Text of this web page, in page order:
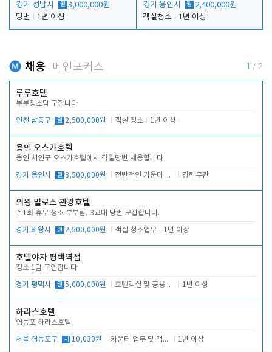
경기 성남시 월 3,000,000원
당번
1년 이상
경기 용인시 월 2,400,000원
객실청소
1년 이상
채용 메인포커스 1 / 2
루루호텔
부부청소팀 구합니다
인천 남동구 월 2,500,000원 객실 청소 1년 이상
용인 오스카호텔
용인 처인구 오스카호텔에서 격일당번 채용합니다
경기 용인시 월 3,500,000원 전반적인 카운터 업무 경력무관
의왕 밀로스 관광호텔
주1회 휴무 청소 부부팀, 3교대 당번 모집합니다.
경기 의왕시 월 2,500,000원 객실 청소업무 1년 이상
호텔야자 평택역점
청소 1팀 구인합니다
경기 평택시 월 5,000,000원 호텔객실 및 공용시설 청소 관리 1년 이상
하라스호텔
영등포 하라스호텔
서울 영등포구 시 10,030원 카운터 업무 및 객실관리(청소상태 확인, 객실판매) 1년 이상